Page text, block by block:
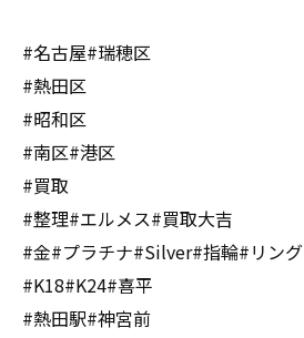
#名古屋#瑞穂区
#熱田区
#昭和区
#南区#港区
#買取
#整理#エルメス#買取大吉
#金#プラチナ#Silver#指輪#リング
#K18#K24#喜平
#熱田駅#神宮前